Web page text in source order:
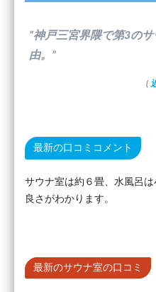
”神戸三宮界隈で第3の
由。”
(
最新の口コミコメント
サウナ室は約６畳、水風呂
良さがわかります。
最新のサウナ室の口コミ